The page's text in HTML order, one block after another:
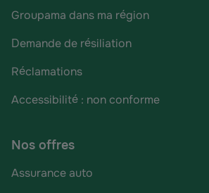
Groupama dans ma région
Demande de résiliation
Réclamations
Accessibilité : non conforme
Nos offres
Assurance auto